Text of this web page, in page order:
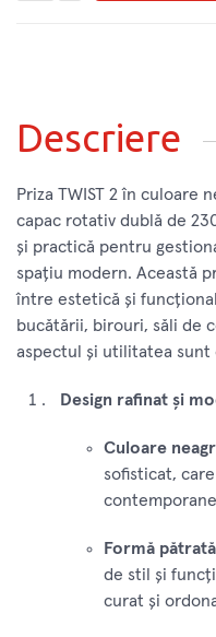
Descriere
Priza TWIST 2 în culoare
capac rotativ dublă de
și practică pentru
spațiu modern. Această
între estetică și
bucătării, birouri, săli de
aspectul și utilitatea sunt
Design rafinat și
Culoare
sofisticat,
Formă
de stil și
curat și